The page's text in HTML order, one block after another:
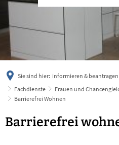
Sie sind hier: informieren & beantragen
Fachdienste
Frauen und
Barrierefrei Wohnen
Barrierefrei
Barrierefrei